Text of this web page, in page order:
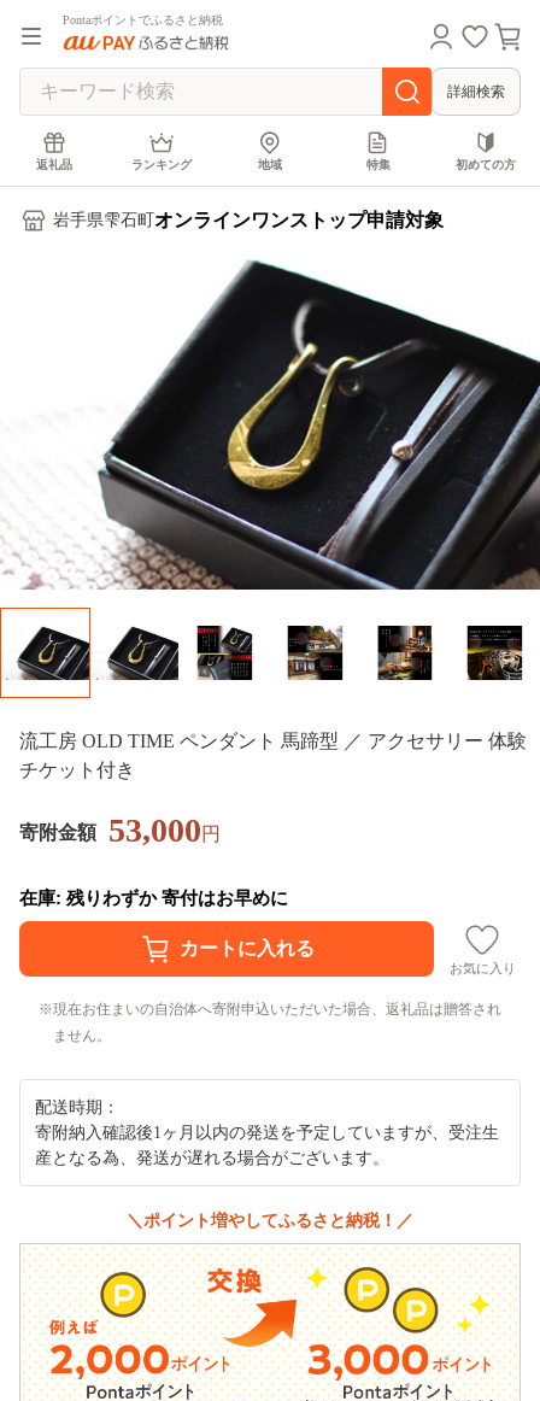
Pontaポイントでふるさと納税
詳細検索
返礼品 ランキング 地域 特集 初めての方
岩手県雫石町 オンラインワンストップ申請対象
流工房 OLD TIME ペンダント 馬蹄型 ／ アクセサリー 体験
チケット付き
寄附金額 53,000円
在庫: 残りわずか 寄付はお早めに
お気に入り
現在お住まいの自治体へ寄附申込いただいた場合、返礼品は贈答され
ません。
配送時期：
寄附納入確認後1ヶ月以内の発送を予定していますが、受注生
産となる為、発送が遅れる場合がございます。
＼ポイント増やしてふるさと納税！／